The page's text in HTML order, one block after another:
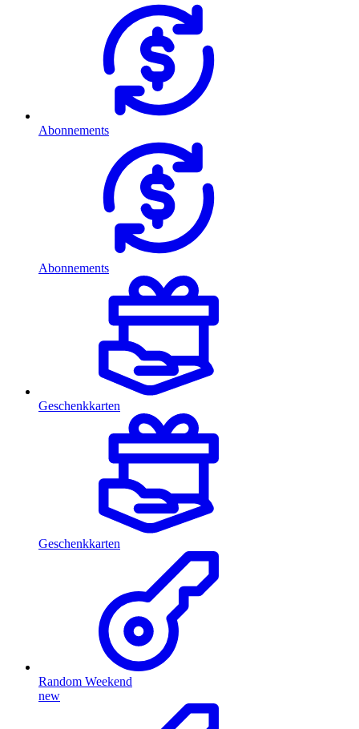
Abonnements
Abonnements
Geschenkkarten
Geschenkkarten
Random Weekend
new